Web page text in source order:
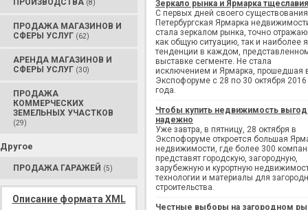
ПРОИЗВОДСТВА (8)
ПРОДАЖА МАГАЗИНОВ И
СФЕРЫ УСЛУГ (62)
АРЕНДА МАГАЗИНОВ И
СФЕРЫ УСЛУГ (30)
ПРОДАЖА
КОММЕРЧЕСКИХ
ЗЕМЕЛЬНЫХ УЧАСТКОВ
(29)
Другое
ПРОДАЖА ГАРАЖЕЙ (5)
Описание формата XML
Зеркало рынка и Ярмарка тщеславия
С первых дней своего существования
Петербургская Ярмарка
стала зеркалом рынка, точно
как общую ситуацию, так и наиболее
тенденции в каждом,
выставке сегменте. Не стала
исключением и Ярмарка, прошедшая
Экспофоруме с 28 по 30 октября 2016
года.
Чтобы купить недвижимость
надежно
Уже завтра, в пятницу, 28 октября в
Экспофоруме откроется большая
недвижимости, где более 300
представят городскую, загородную,
зарубежную и курортную
технологии и материалы для
строительства.
Честные выборы на загородном